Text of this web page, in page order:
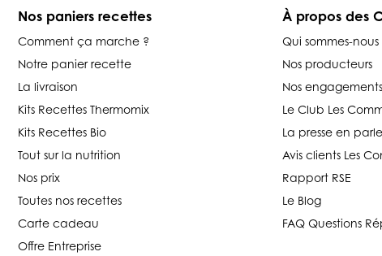
Nos paniers recettes
Comment ça marche ?
Notre panier recette
La livraison
Kits Recettes Thermomix
Kits Recettes Bio
Tout sur la nutrition
Nos prix
Toutes nos recettes
Carte cadeau
Offre Entreprise
À propos des
Qui sommes-nous
Nos producteurs
Nos engagements
Le Club Les
La presse en parle
Avis clients Les
Rapport RSE
Le Blog
FAQ Questions